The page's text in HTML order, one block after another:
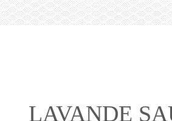
LAVANDE